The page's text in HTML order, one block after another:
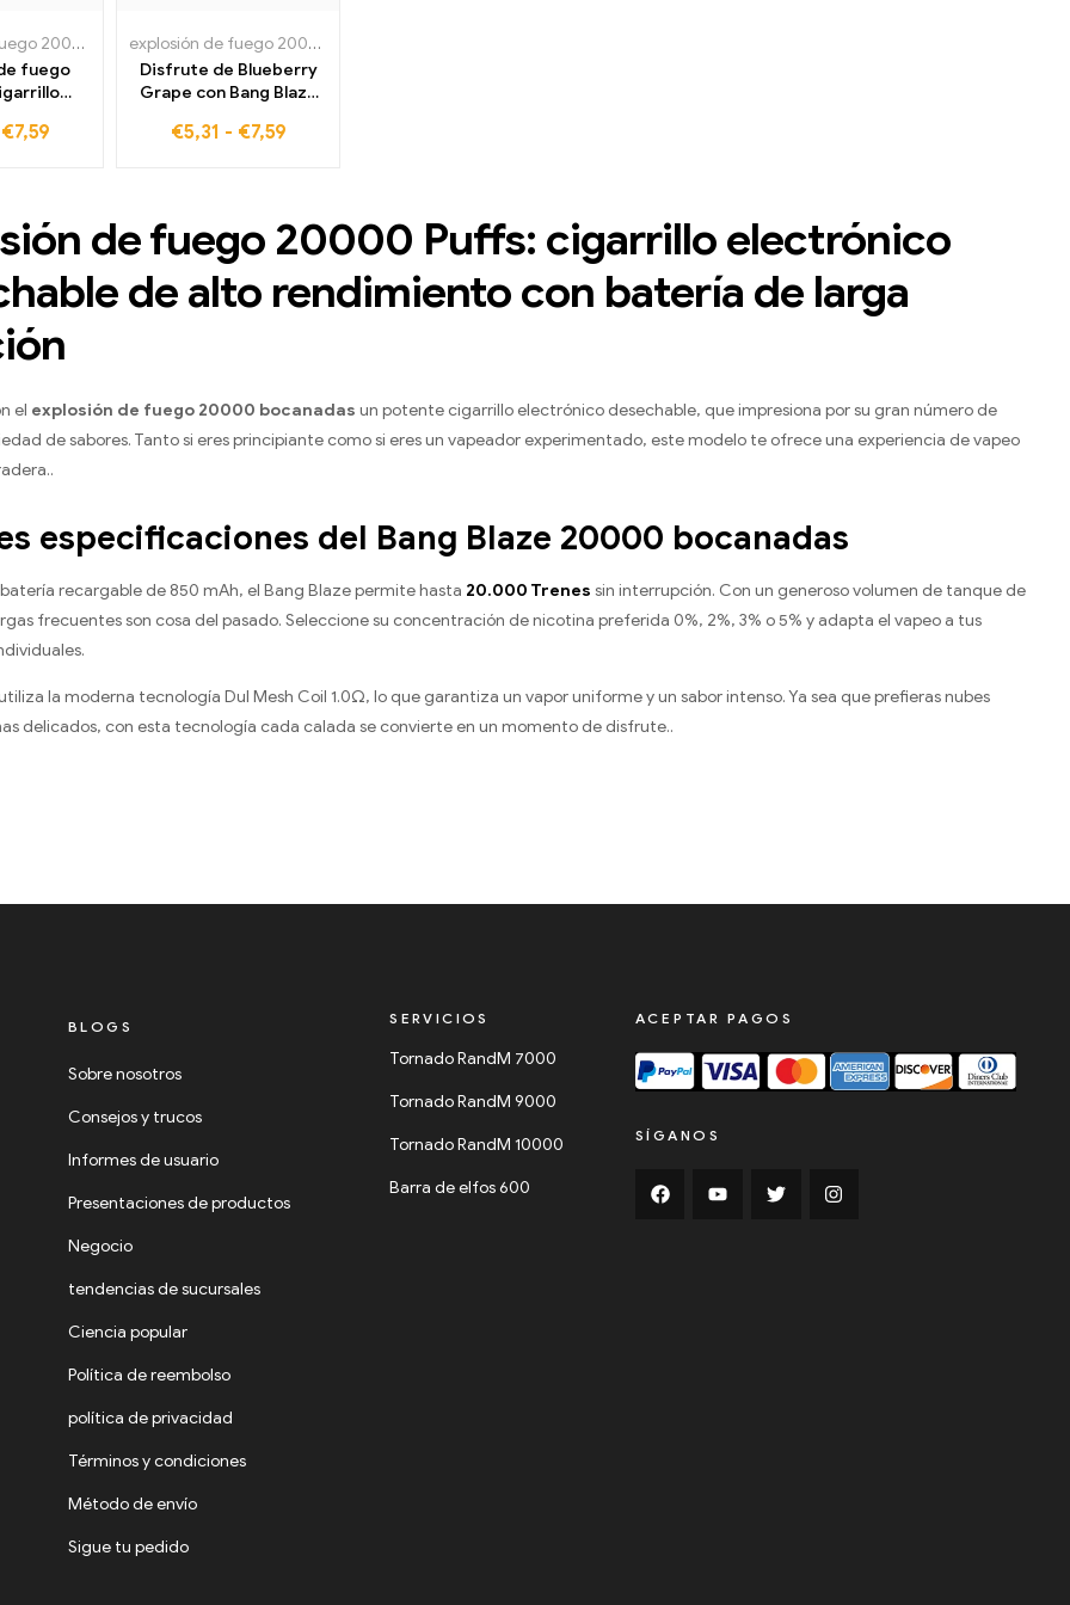
explosión de fuego 20000 bocanadas ,Cigarrillos electrónicos desechables en Alemania
fuego
Ice La
vapeo
€7,59
explosión de fuego 20000 bocanadas
Disfrute de Blueberry
Grape con Bang Blaze
electrónico desechable
precios de venta
directos de fábrica
€5,31 - €7,59
de fuego 20000 Puffs: cigarrillo electrónico
de alto rendimiento con batería de larga
el explosión de fuego 20000 bocanadas un potente cigarrillo electrónico desechable, que impresiona por su gran número de
de sabores. Tanto si eres principiante como si eres un vapeador experimentado, este modelo te ofrece una experiencia de vapeo
especificaciones del Bang Blaze 20000 bocanadas
recargable de 850 mAh, el Bang Blaze permite hasta 20.000 Trenes sin interrupción. Con un generoso volumen de tanque de
frecuentes son cosa del pasado. Seleccione su concentración de nicotina preferida 0%, 2%, 3% o 5% y adapta el vapeo a tus
la moderna tecnología Dul Mesh Coil 1.0Ω, lo que garantiza un vapor uniforme y un sabor intenso. Ya sea que prefieras nubes
delicados, con esta tecnología cada calada se convierte en un momento de disfrute..
BLOGS
Sobre nosotros
Consejos y trucos
Informes de usuario
Presentaciones de productos
Negocio
tendencias de sucursales
Ciencia popular
Política de reembolso
política de privacidad
Términos y condiciones
Método de envío
Sigue tu pedido
SERVICIOS
Tornado RandM 7000
Tornado RandM 9000
Tornado RandM 10000
Barra de elfos 600
ACEPTAR PAGOS
SÍGANOS